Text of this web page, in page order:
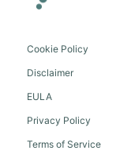
Cookie Policy
Disclaimer
EULA
Privacy Policy
Terms of Service